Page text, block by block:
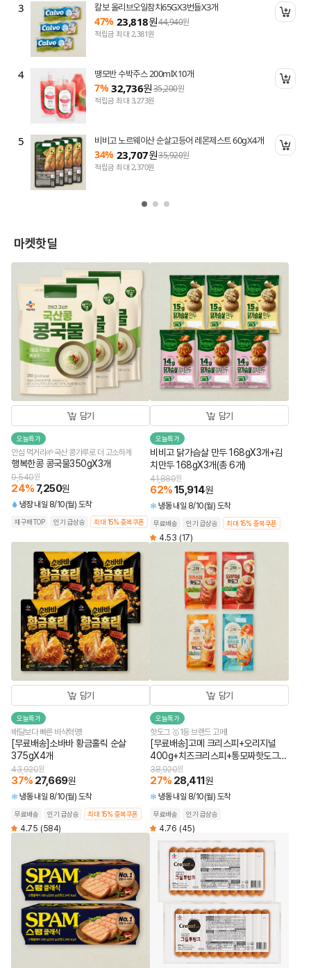
담기
담기
담기
3 칼보 올리브오일참치65GX3번들X3개
47% 23,818원44,940원
적립금 최대 2,381원
4 땡모반 수박주스 200mlX10개
7% 32,736원35,200원
적립금 최대 3,273원
5 비비고 노르웨이산 순살고등어 레몬제스트 60gX4개
34% 23,707원35,920원
적립금 최대 2,370원
마켓핫딜
담기
오늘특가
안심 먹거리🌱국산 콩가루로 더 고소하게
행복한콩 콩국물350gX3개
9,540원
24% 7,250원
냉장 내일 8/10(월) 도착
재구매TOP 인기 급상승 최대 15% 중복쿠폰
담기
오늘특가
비비고 닭가슴살 만두 168gX3개+김
치만두 168gX3개(총 6개)
41,880원
62%15,914원
냉동 내일 8/10(월) 도착
무료배송 인기 급상승 최대 15% 중복쿠폰
4.53 (17)
담기
오늘특가
배달보다 빠른 바삭혁명!
[무료배송]소바바 황금홀릭 순살
375gX4개
43,920원
37% 27,669원
냉동 내일 8/10(월) 도착
무료배송 인기 급상승 최대 15% 중복쿠폰
4.75 (584)
담기
오늘특가
핫도그 🥇1등 브랜드 고메!
[무료배송]고메 크리스피+오리지널
400g+치즈크리스피+통모짜핫도그
340g (총 4개)
38,920원
27% 28,411원
냉동 내일 8/10(월) 도착
무료배송 인기 급상승
4.76 (45)